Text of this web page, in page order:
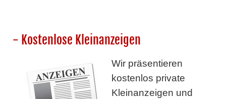
- Kostenlose Kleinanzeigen
Wir präsentieren
kostenlos private
Kleinanzeigen und